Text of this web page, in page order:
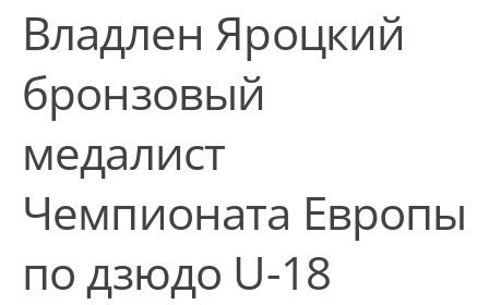
Владлен Яроцкий
бронзовый
медалист
Чемпионата Европы
по дзюдо U-18